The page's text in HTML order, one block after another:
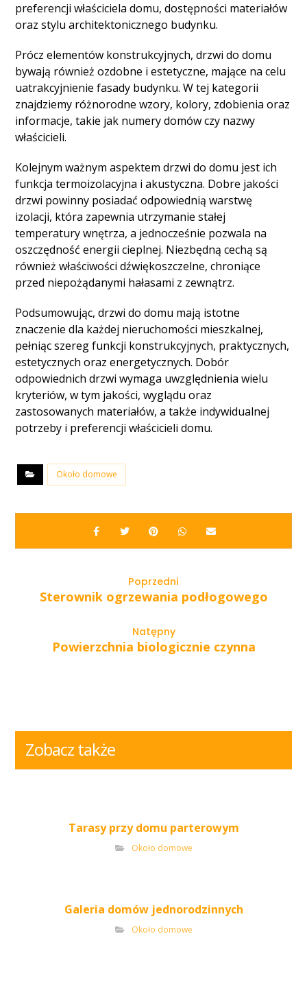
preferencji właściciela domu, dostępności materiałów
oraz stylu architektonicznego budynku.
Prócz elementów konstrukcyjnych, drzwi do domu
bywają również ozdobne i estetyczne, mające na celu
uatrakcyjnienie fasady budynku. W tej kategorii
znajdziemy różnorodne wzory, kolory, zdobienia oraz
informacje, takie jak numery domów czy nazwy
właścicieli.
Kolejnym ważnym aspektem drzwi do domu jest ich
funkcja termoizolacyjna i akustyczna. Dobre jakości
drzwi powinny posiadać odpowiednią warstwę
izolacji, która zapewnia utrzymanie stałej
temperatury wnętrza, a jednocześnie pozwala na
oszczędność energii cieplnej. Niezbędną cechą są
również właściwości dźwiękoszczelne, chroniące
przed niepożądanymi hałasami z zewnątrz.
Podsumowując, drzwi do domu mają istotne
znaczenie dla każdej nieruchomości mieszkalnej,
pełniąc szereg funkcji konstrukcyjnych, praktycznych,
estetycznych oraz energetycznych. Dobór
odpowiednich drzwi wymaga uwzględnienia wielu
kryteriów, w tym jakości, wyglądu oraz
zastosowanych materiałów, a także indywidualnej
potrzeby i preferencji właścicieli domu.
Około domowe
Poprzedni
Sterownik ogrzewania podłogowego
Natępny
Powierzchnia biologicznie czynna
Zobacz także
Tarasy przy domu parterowym
Około domowe
Galeria domów jednorodzinnych
Około domowe